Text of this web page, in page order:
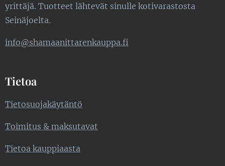
yrittäjä. Tuotteet lähtevät sinulle kotivarastosta
Seinäjoelta.
info@shamaanittarenkauppa.fi
Tietoa
Tietosuojakäytäntö
Toimitus & maksutavat
Tietoa kauppiaasta